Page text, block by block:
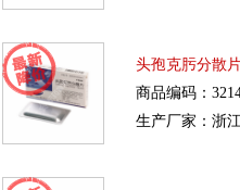
头孢克肟分散
商品编码：
生产厂家：浙